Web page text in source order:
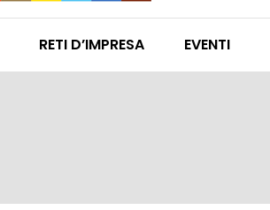
RETI D’IMPRESA EVENTI